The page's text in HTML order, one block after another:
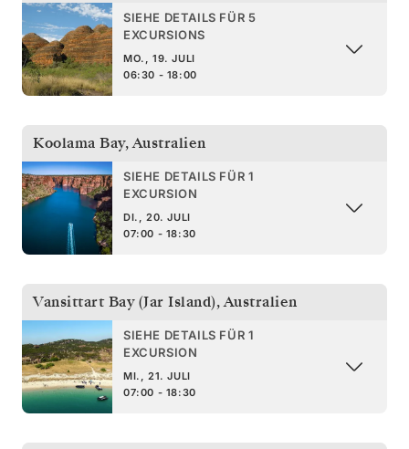
SIEHE DETAILS FÜR 5
EXCURSIONS
MO., 19. JULI
06:30 - 18:00
Koolama Bay,Australien
SIEHE DETAILS FÜR 1
EXCURSION
DI., 20. JULI
07:00 - 18:30
Vansittart Bay (Jar Island),Australien
SIEHE DETAILS FÜR 1
EXCURSION
MI., 21. JULI
07:00 - 18:30